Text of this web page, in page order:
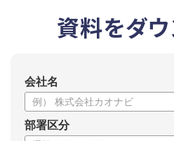
資料をダ
会社名
部署区分